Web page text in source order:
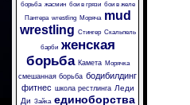
борьба жасмин бои в грязи бои в желе
Пантера wrestling Моряча
mud
wrestling Стингер Скальпель
барби женская
борьба Камета Морячка
смешанная борьба бодибилдинг
фитнес школа рестлинга Леди
Ди Зайка единоборства